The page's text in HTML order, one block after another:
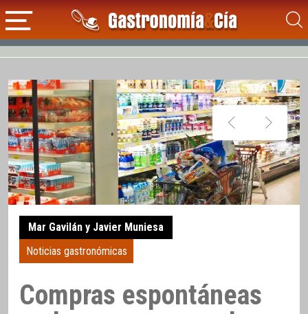
Mar Gavilán y Javier Muniesa
Noticias gastronómicas
Compras espontáneas